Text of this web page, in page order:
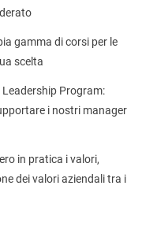
gamma di corsi per le
scelta
Program:
i nostri manager
in pratica i valori,
dei valori aziendali tra i